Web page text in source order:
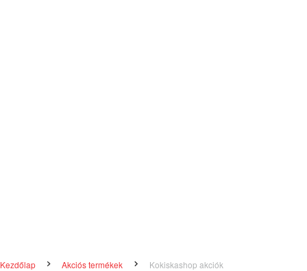
Kezdőlap Akciós termékek Kokiskashop akciók